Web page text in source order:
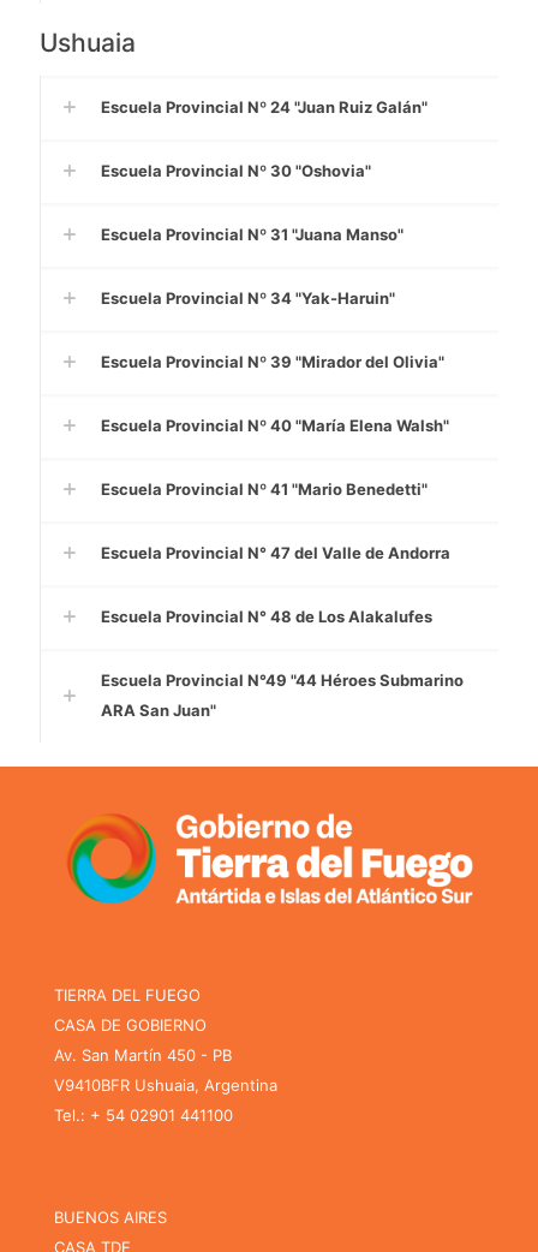
Ushuaia
Escuela Provincial Nº 24 "Juan Ruiz Galán"
Escuela Provincial Nº 30 "Oshovia"
Escuela Provincial Nº 31 "Juana Manso"
Escuela Provincial Nº 34 "Yak-Haruin"
Escuela Provincial Nº 39 "Mirador del Olivia"
Escuela Provincial Nº 40 "María Elena Walsh"
Escuela Provincial Nº 41 "Mario Benedetti"
Escuela Provincial N° 47 del Valle de Andorra
Escuela Provincial N° 48 de Los Alakalufes
Escuela Provincial N°49 "44 Héroes Submarino
ARA San Juan"
TIERRA DEL FUEGO
CASA DE GOBIERNO
Av. San Martín 450 - PB
V9410BFR Ushuaia, Argentina
Tel.: + 54 02901 441100
BUENOS AIRES
CASA TDF